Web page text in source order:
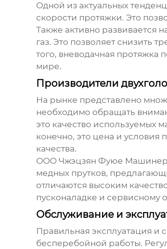
Одной из актуальных
скорости протяжки. Это
Также активно развивается
газ. Это позволяет снизить
того, вневодачная протяжка
мире.
Производители
На рынке представлено
необходимо обращать
это качество используемых
конечно, это цена и
качества.
ООО Чжэцзян Фуюе
медных прутков,
отличаются высоким
пусконаладке и сервисному
Обслуживание и
Правильная эксплуатация и
бесперебойной работы.